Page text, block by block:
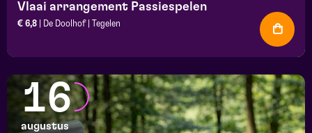
Vlaai arrangement Passiespelen
€ 6,8 | De Doolhof | Tegelen
16
augustus